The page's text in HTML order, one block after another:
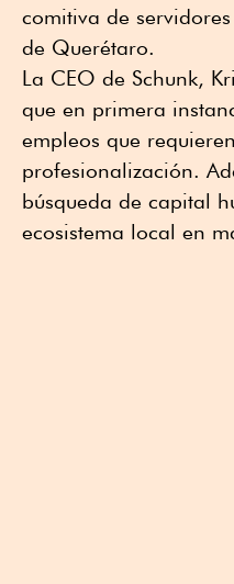
comitiva de
de Querétaro.
La CEO de Schunk,
que en primera
empleos que
profesionalización.
búsqueda de capital
ecosistema local en